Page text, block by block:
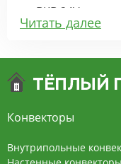
ВКВ 24V –
отопления с
экономит
конвекцией на
вентилятора
Читать далее
Конвекторы
Внутрипольные